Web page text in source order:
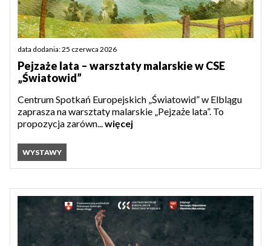
data dodania: 25 czerwca 2026
Pejzaże lata – warsztaty malarskie w CSE
„Światowid”
Centrum Spotkań Europejskich „Światowid” w Elblągu
zaprasza na warsztaty malarskie „Pejzaże lata”. To
propozycja zarówn...więcej
WYSTAWY